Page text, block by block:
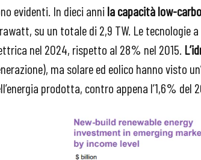
evidenti. In dieci anni la capacità low-
su un totale di 2,9 TW. Le tecnologie
nel 2024, rispetto al 28% nel 2015.
ma solare ed eolico hanno visto
prodotta, contro appena l’1,6% del